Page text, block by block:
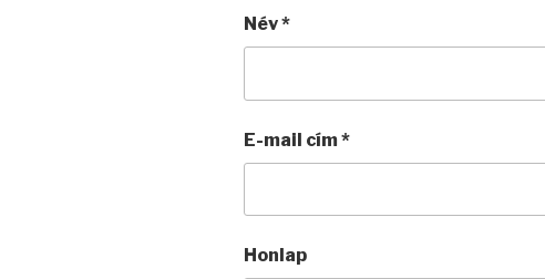
Név*
E-mail cím*
Honlap